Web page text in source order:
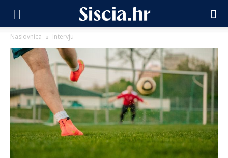
Naslovnica Intervju